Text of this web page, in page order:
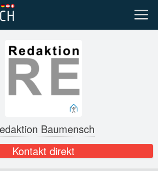
Baumensch
Kontakt direkt